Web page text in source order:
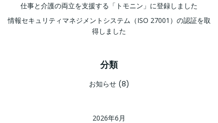
仕事と介護の両立を支援する「トモニン」に登録しました
情報セキュリティマネジメントシステム（ISO 27001）の認証を取
得しました
分類
お知らせ(8)
2026年6月